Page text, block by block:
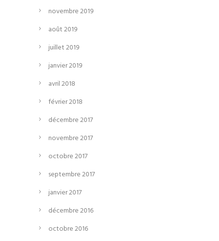
novembre 2019
août 2019
juillet 2019
janvier 2019
avril 2018
février 2018
décembre 2017
novembre 2017
octobre 2017
septembre 2017
janvier 2017
décembre 2016
octobre 2016